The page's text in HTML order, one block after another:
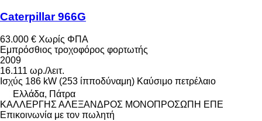
Caterpillar 966G
63.000 € Χωρίς ΦΠΑ
Εμπρόσθιος τροχοφόρος φορτωτής
2009
16.111 ωρ./λειτ.
Ισχύς 186 kW (253 ίπποδύναμη) Καύσιμο πετρέλαιο
Ελλάδα, Πάτρα
ΚΑΛΛΕΡΓΗΣ ΑΛΕΞΑΝΔΡΟΣ ΜΟΝΟΠΡΟΣΩΠΗ ΕΠΕ
Επικοινωνία με τον πωλητή